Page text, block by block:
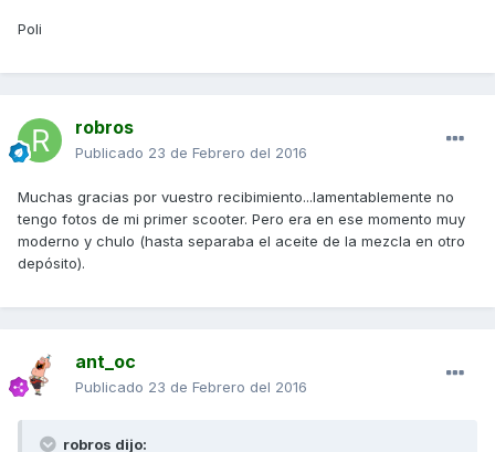
Poli
robros
Publicado 23 de Febrero del 2016
Muchas gracias por vuestro recibimiento...lamentablemente no
tengo fotos de mi primer scooter. Pero era en ese momento muy
moderno y chulo (hasta separaba el aceite de la mezcla en otro
depósito).
ant_oc
Publicado 23 de Febrero del 2016
robros dijo: